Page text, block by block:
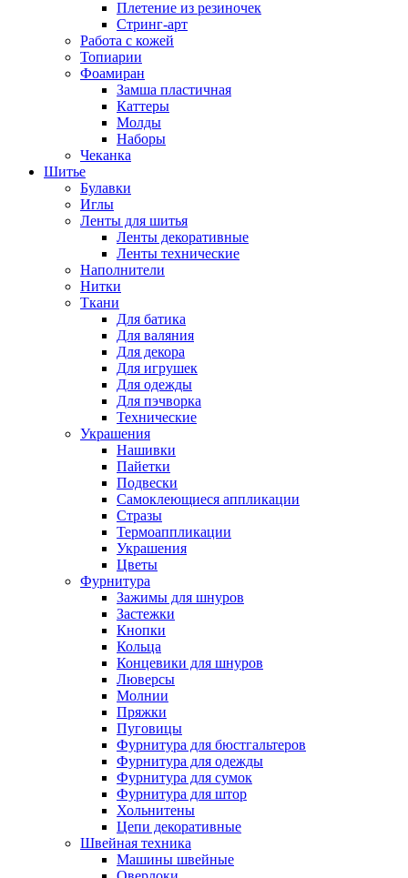
Плетение из резиночек
Стринг-арт
Работа с кожей
Топиарии
Фоамиран
Замша пластичная
Каттеры
Молды
Наборы
Чеканка
Шитье
Булавки
Иглы
Ленты для шитья
Ленты декоративные
Ленты технические
Наполнители
Нитки
Ткани
Для батика
Для валяния
Для декора
Для игрушек
Для одежды
Для пэчворка
Технические
Украшения
Нашивки
Пайетки
Подвески
Самоклеющиеся аппликации
Стразы
Термоаппликации
Украшения
Цветы
Фурнитура
Зажимы для шнуров
Застежки
Кнопки
Кольца
Концевики для шнуров
Люверсы
Молнии
Пряжки
Пуговицы
Фурнитура для бюстгальтеров
Фурнитура для одежды
Фурнитура для сумок
Фурнитура для штор
Хольнитены
Цепи декоративные
Швейная техника
Машины швейные